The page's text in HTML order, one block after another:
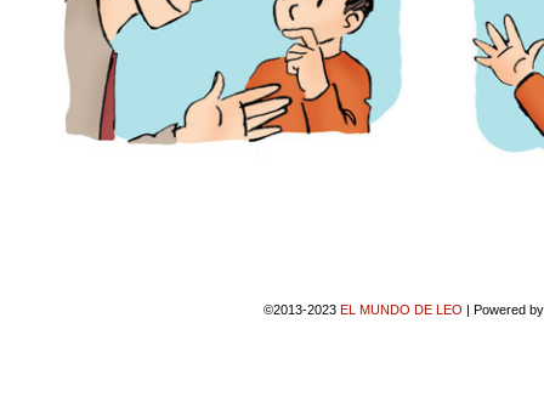
©2013-2023 EL MUNDO DE LEO | Powered